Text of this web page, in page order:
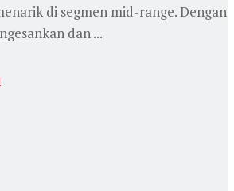
di segmen mid-range. Dengan
dan ...